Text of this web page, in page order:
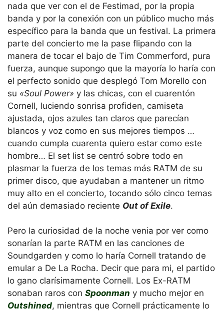
nada que ver con el de Festimad, por la propia
banda y por la conexión con un público mucho más
específico para la banda que un festival. La primera
parte del concierto me la pase flipando con la
manera de tocar el bajo de Tim Commerford, pura
fuerza, aunque supongo que la mayoría lo haría con
el perfecto sonido que desplegó Tom Morello con
su «Soul Power» y las chicas, con el cuarentón
Cornell, luciendo sonrisa profiden, camiseta
ajustada, ojos azules tan claros que parecían
blancos y voz como en sus mejores tiempos …
cuando cumpla cuarenta quiero estar como este
hombre… El set list se centró sobre todo en
plasmar la fuerza de los temas más RATM de su
primer disco, que ayudaban a mantener un ritmo
muy alto en el concierto, tocando sólo cinco temas
del aún demasiado reciente Out of Exile.
Pero la curiosidad de la noche venia por ver como
sonarían la parte RATM en las canciones de
Soundgarden y como lo haría Cornell tratando de
emular a De La Rocha. Decir que para mi, el partido
lo gano clarísimamente Cornell. Los Ex-RATM
sonaban raros con Spoonman y mucho mejor en
Outshined, mientras que Cornell prácticamente lo